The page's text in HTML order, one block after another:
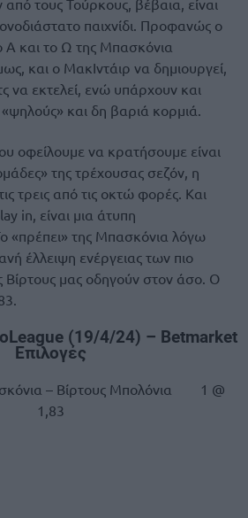
παιχνίδι. Προφανώς ο
Α και το Ω της Μπασκόνια
και ο ΜακΙντάιρ να δημιουργεί,
να εκτελεί, ενώ υπάρχουν και
και δη βαριά κορμιά.
οφείλουμε να κρατήσουμε είναι
της τρέχουσας σεζόν, η
τρεις από τις οκτώ φορές. Και
in, είναι μια άτυπη
«πρέπει» της Μπασκόνια λόγω
έλλειψη ενέργειας των πιο
Βίρτους μας οδηγούν στον άσο. Ο
(19/4/24) – Betmarket
Επιλογές
– Βίρτους Μπολόνια 1 @
1,83